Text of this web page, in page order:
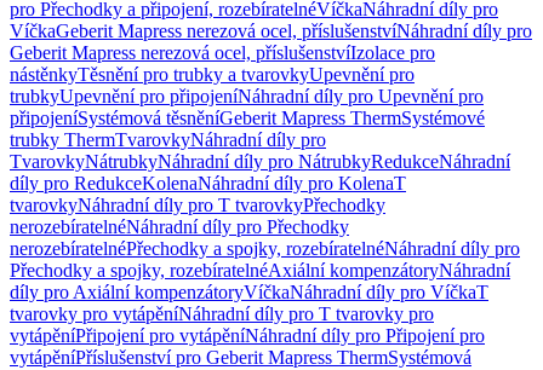
pro Přechodky a připojení, rozebíratelnéVíčkaNáhradní díly pro
VíčkaGeberit Mapress nerezová ocel, příslušenstvíNáhradní díly pro
Geberit Mapress nerezová ocel, příslušenstvíIzolace pro
nástěnkyTěsnění pro trubky a tvarovkyUpevnění pro
trubkyUpevnění pro připojeníNáhradní díly pro Upevnění pro
připojeníSystémová těsněníGeberit Mapress ThermSystémové
trubky ThermTvarovkyNáhradní díly pro
TvarovkyNátrubkyNáhradní díly pro NátrubkyRedukceNáhradní
díly pro RedukceKolenaNáhradní díly pro KolenaT
tvarovkyNáhradní díly pro T tvarovkyPřechodky
nerozebíratelnéNáhradní díly pro Přechodky
nerozebíratelnéPřechodky a spojky, rozebíratelnéNáhradní díly pro
Přechodky a spojky, rozebíratelnéAxiální kompenzátoryNáhradní
díly pro Axiální kompenzátoryVíčkaNáhradní díly pro VíčkaT
tvarovky pro vytápěníNáhradní díly pro T tvarovky pro
vytápěníPřipojení pro vytápěníNáhradní díly pro Připojení pro
vytápěníPříslušenství pro Geberit Mapress ThermSystémová